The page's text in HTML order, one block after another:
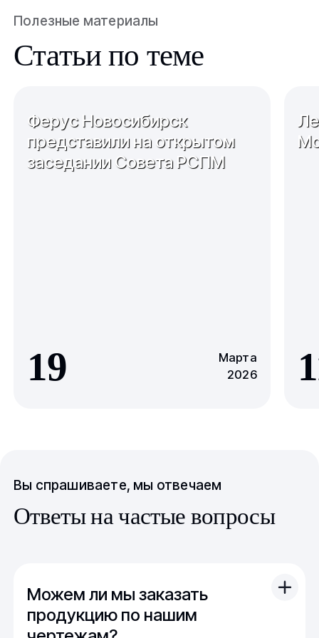
Полезные материалы
Статьи по теме
Ферус Новосибирск
представили на открытом
заседании Совета РСПМ
19
Марта
2026
Вы спрашиваете, мы отвечаем
Ответы на частые вопросы
Можем ли мы заказать
продукцию по нашим